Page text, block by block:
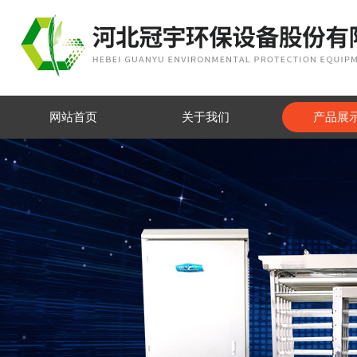
网站首页 关于我们 产品展